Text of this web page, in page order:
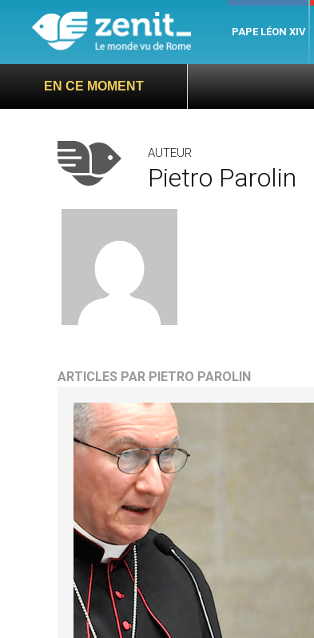
PAPE LÉON XIV
EN CE MOMENT
AUTEUR
Pietro Parolin
ARTICLES PAR PIETRO PAROLIN